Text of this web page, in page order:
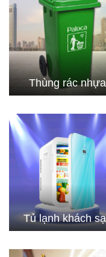
Thùng rác nhựa
Tủ lạnh khách